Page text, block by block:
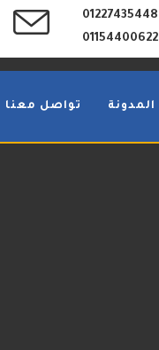
01227435448
01154400622
المدونة تواصل معنا